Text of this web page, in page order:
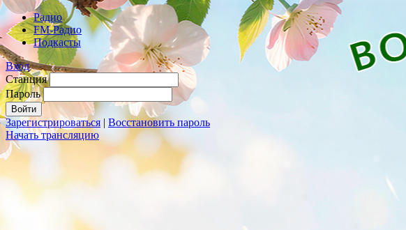
Радио
FM-Радио
Подкасты
Вход
Станция
Пароль
Зарегистрироваться | Восстановить пароль
Начать трансляцию